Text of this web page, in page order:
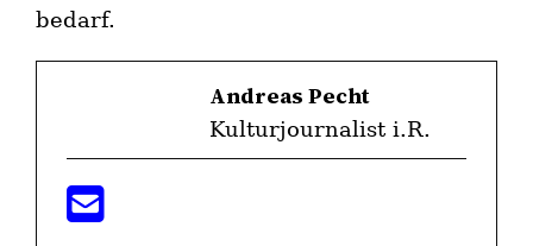
bedarf.
Andreas Pecht
Kulturjournalist i.R.